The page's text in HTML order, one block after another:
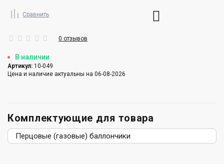
Сравнить
0 отзывов
В наличии
Артикул: 10-049
Цена и наличие актуальны на 06-08-2026
Комплектующие для товара
Перцовые (газовые) баллончики